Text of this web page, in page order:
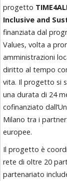
progetto
Inclusive and
finanziata dal
Values, volta a
amministrazioni
diritto al tempo
vita. Il progetto si
una durata di 24
cofinanziato
Milano tra i
europee.
Il progetto è
rete di oltre 20
partenariato